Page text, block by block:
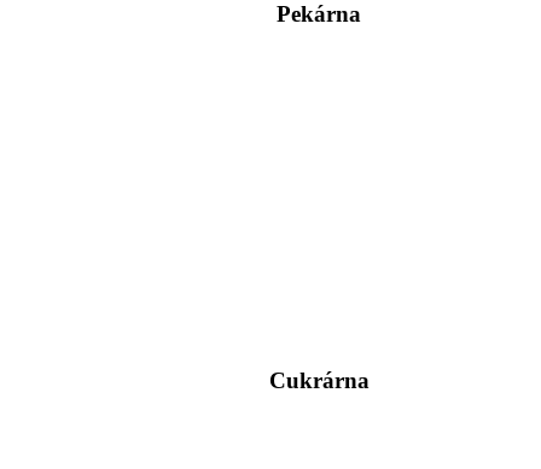
Pekárna
Cukrárna